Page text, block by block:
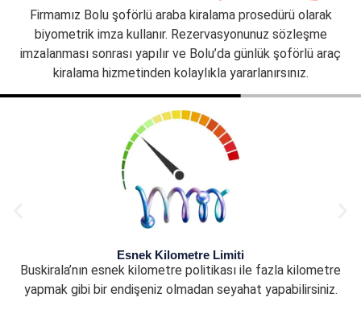
Firmamız Bolu şoförlü araba kiralama prosedürü olarak
biyometrik imza kullanır. Rezervasyonunuz sözleşme
imzalanması sonrası yapılır ve Bolu’da günlük şoförlü araç
kiralama hizmetinden kolaylıkla yararlanırsınız.
Esnek Kilometre Limiti
Buskirala’nın esnek kilometre politikası ile fazla kilometre
yapmak gibi bir endişeniz olmadan seyahat yapabilirsiniz.